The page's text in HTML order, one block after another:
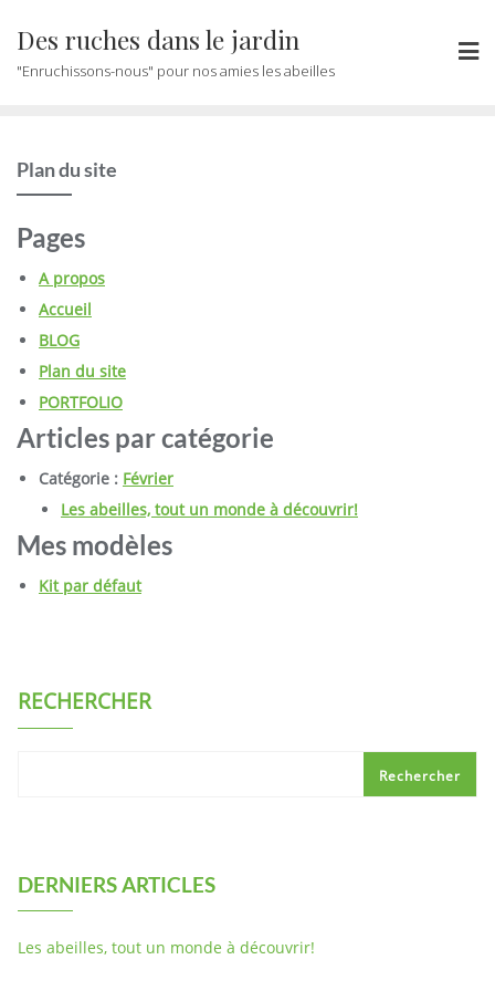
Des ruches dans le jardin
"Enruchissons-nous" pour nos amies les abeilles
Plan du site
Pages
A propos
Accueil
BLOG
Plan du site
PORTFOLIO
Articles par catégorie
Catégorie : Février
Les abeilles, tout un monde à découvrir!
Mes modèles
Kit par défaut
RECHERCHER
Rechercher
DERNIERS ARTICLES
Les abeilles, tout un monde à découvrir!